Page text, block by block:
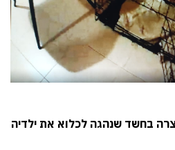
בחשד שנהגה לכלוא את ילדיה